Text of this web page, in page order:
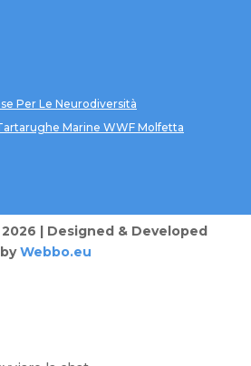
Per Le Neurodiversità
Marine WWF Molfetta
| Designed & Developed
by Webbo.eu